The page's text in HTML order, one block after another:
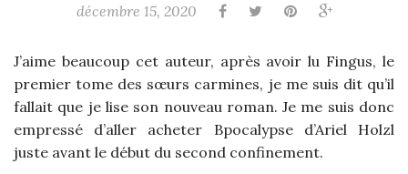
décembre 15, 2020
J’aime beaucoup cet auteur, après avoir lu Fingus, le
premier tome des sœurs carmines, je me suis dit qu’il
fallait que je lise son nouveau roman. Je me suis donc
empressé d’aller acheter Bpocalypse d’Ariel Holzl
juste avant le début du second confinement.